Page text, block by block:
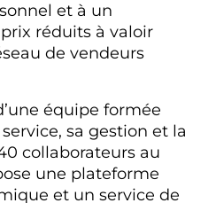
et à un
réduits à valoir
de vendeurs
équipe formée
sa gestion et la
collaborateurs au
une plateforme
et un service de